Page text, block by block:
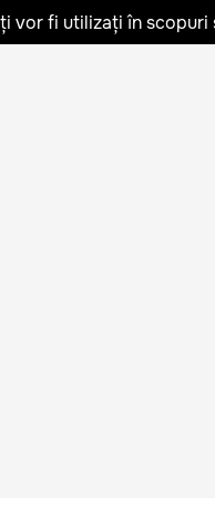
vor fi utilizați în scopuri